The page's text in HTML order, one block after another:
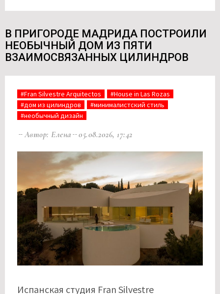
В ПРИГОРОДЕ МАДРИДА ПОСТРОИЛИ
НЕОБЫЧНЫЙ ДОМ ИЗ ПЯТИ
ВЗАИМОСВЯЗАННЫХ ЦИЛИНДРОВ
#Fran Silvestre Arquitectos
#House in Las Rozas
#дом из цилиндров
#минималистский стиль
#необычный дизайн
Автор: Елена 05.08.2026, 17:42
Испанская студия Fran Silvestre